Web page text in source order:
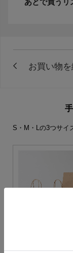
S・M・Lの3つサイ